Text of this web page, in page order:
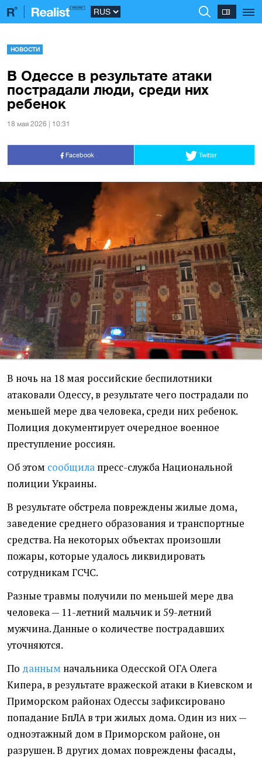
НОВОСТИ
В Одессе в результате атаки
пострадали люди, среди них
ребенок
18 мая 2026 | 10:31
Facebook Twitter
В ночь на 18 мая российские беспилотники
атаковали Одессу, в результате чего пострадали по
меньшей мере два человека, среди них ребенок.
Полиция документирует очередное военное
преступление россиян.
Об этом сообщила пресс-служба Национальной
полиции Украины.
В результате обстрела повреждены жилые дома,
заведение среднего образования и транспортные
средства. На некоторых объектах произошли
пожары, которые удалось ликвидировать
сотрудникам ГСЧС.
Разные травмы получили по меньшей мере два
человека — 11-летний мальчик и 59-летний
мужчина. Данные о количестве пострадавших
уточняются.
По данным начальника Одесской ОГА Олега
Кипера, в результате вражеской атаки в Киевском и
Приморском районах Одессы зафиксировано
попадание БпЛА в три жилых дома. Один из них —
одноэтажный дом в Приморском районе, он
разрушен. В других домах повреждены фасады,